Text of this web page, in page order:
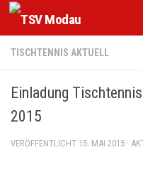
Zum Inhalt springen
TISCHTENNIS AKTUELL
Einladung
2015
VERÖFFENTLICHT 15. MAI 2015 ·